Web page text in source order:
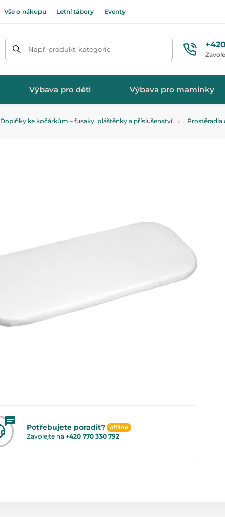
Vše o nákupu Letní tábory Eventy
Např. produkt, kategorie
Výbava pro děti Výbava pro maminky
Doplňky ke kočárkům – fusaky, pláštěnky a příslušenství Prostěradla
Potřebujete poradit? offline
Zavolejte na +420 770 330 792